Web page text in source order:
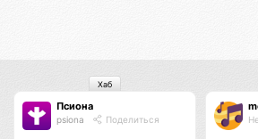
Псиона
psiona Поделиться
Хаб